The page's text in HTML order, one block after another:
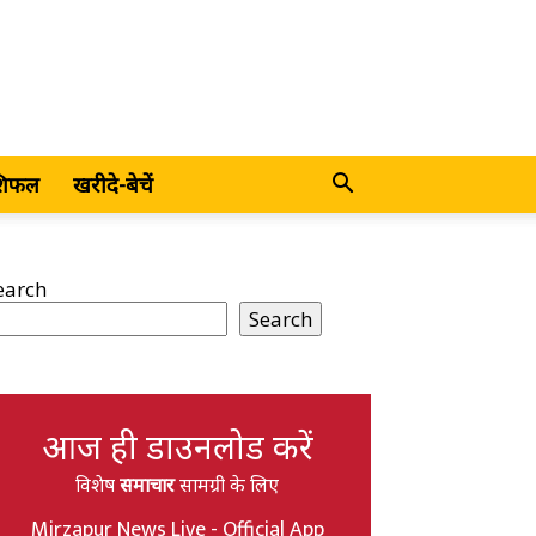
खरीदे-बेचें
Search
आज ही डाउनलोड करें
विशेषसमाचारसामग्री के लिए